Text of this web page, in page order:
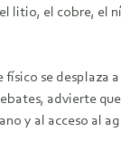
litio, el cobre, el
se
advierte
y al acceso al